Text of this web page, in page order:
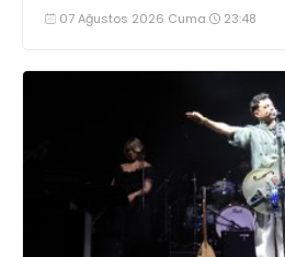
07 Ağustos 2026 Cuma 23:48